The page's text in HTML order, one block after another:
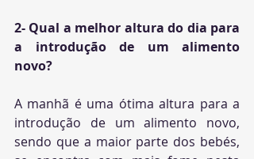
2- Qual a melhor altura do dia para
a introdução de um alimento
novo?
A manhã é uma ótima altura para a
introdução de um alimento novo,
sendo que a maior parte dos bebés,